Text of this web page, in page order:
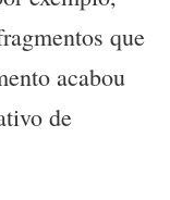
que
acabou
de